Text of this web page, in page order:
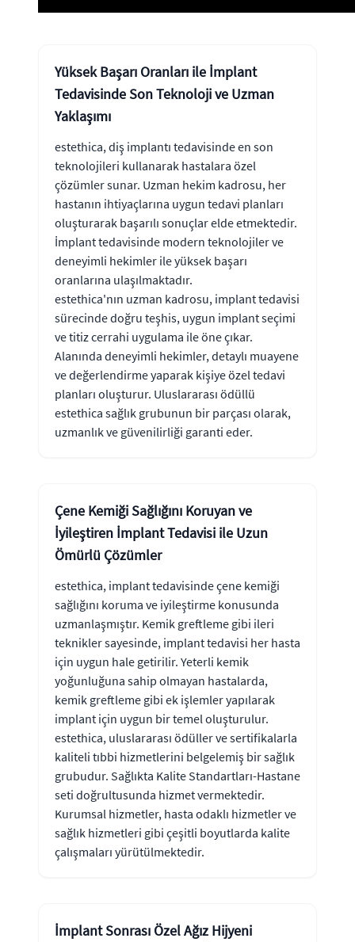
Yüksek Başarı Oranları ile İmplant
Tedavisinde Son Teknoloji ve Uzman
Yaklaşımı
estethica, diş implantı tedavisinde en son
teknolojileri kullanarak hastalara özel
çözümler sunar. Uzman hekim kadrosu, her
hastanın ihtiyaçlarına uygun tedavi planları
oluşturarak başarılı sonuçlar elde etmektedir.
İmplant tedavisinde modern teknolojiler ve
deneyimli hekimler ile yüksek başarı
oranlarına ulaşılmaktadır.
estethica'nın uzman kadrosu, implant tedavisi
sürecinde doğru teşhis, uygun implant seçimi
ve titiz cerrahi uygulama ile öne çıkar.
Alanında deneyimli hekimler, detaylı muayene
ve değerlendirme yaparak kişiye özel tedavi
planları oluşturur. Uluslararası ödüllü
estethica sağlık grubunun bir parçası olarak,
uzmanlık ve güvenilirliği garanti eder.
Çene Kemiği Sağlığını Koruyan ve
İyileştiren İmplant Tedavisi ile Uzun
Ömürlü Çözümler
estethica, implant tedavisinde çene kemiği
sağlığını koruma ve iyileştirme konusunda
uzmanlaşmıştır. Kemik greftleme gibi ileri
teknikler sayesinde, implant tedavisi her hasta
için uygun hale getirilir. Yeterli kemik
yoğunluğuna sahip olmayan hastalarda,
kemik greftleme gibi ek işlemler yapılarak
implant için uygun bir temel oluşturulur.
estethica, uluslararası ödüller ve sertifikalarla
kaliteli tıbbi hizmetlerini belgelemiş bir sağlık
grubudur. Sağlıkta Kalite Standartları-Hastane
seti doğrultusunda hizmet vermektedir.
Kurumsal hizmetler, hasta odaklı hizmetler ve
sağlık hizmetleri gibi çeşitli boyutlarda kalite
çalışmaları yürütülmektedir.
İmplant Sonrası Özel Ağız Hijyeni